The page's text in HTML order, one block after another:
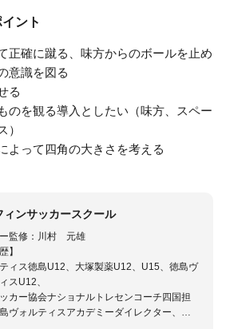
ント
正確に蹴る、味方からのボールを止め
意識を図る
る
のを観る導入としたい（味方、スペー
）
よって四角の大きさを考える
ィンサッカースクール
監修：川村 元雄
】
ィス徳島U12、大塚製薬U12、U15、徳島ヴ
スU12、
カー協会ナショナルトレセンコーチ四国担
ヴォルティスアカデミーダイレクター、